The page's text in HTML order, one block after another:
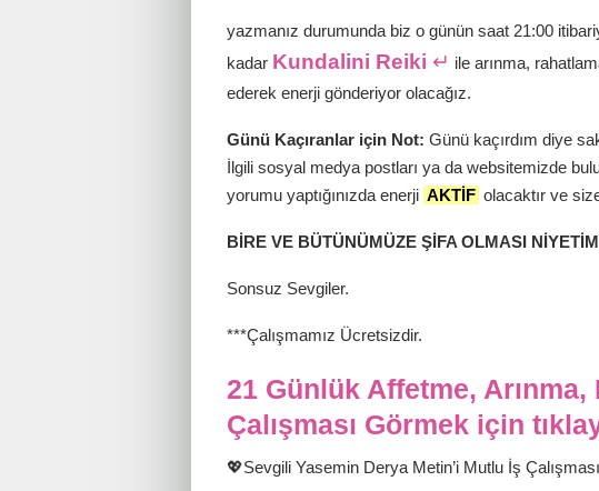
yazmanız durumunda biz o günün saat 21:00
kadar Kundalini Reiki ↵ ile arınma,
ederek enerji gönderiyor olacağız.
Günü Kaçıranlar için Not: Günü kaçırdım diye
İlgili sosyal medya postları ya da websitemizde
yorumu yaptığınızda enerji AKTİF olacaktır ve
BİRE VE BÜTÜNÜMÜZE ŞİFA OLMASI
Sonsuz Sevgiler.
***Çalışmamız Ücretsizdir.
21 Günlük Affetme,
Çalışması Görmek için
💖Sevgili Yasemin Derya Metin’i Mutlu İş